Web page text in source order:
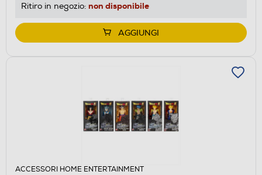
Ritiro in negozio: non disponibile
AGGIUNGI
ACCESSORI HOME ENTERTAINMENT